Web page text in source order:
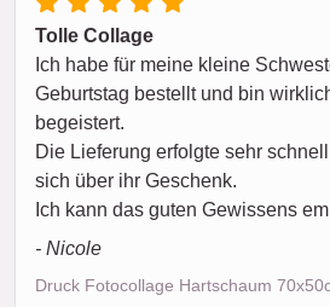
Tolle Collage
Ich habe für meine kleine
Geburtstag bestellt und bin
begeistert.
Die Lieferung erfolgte sehr
sich über ihr Geschenk.
Ich kann das guten Gewissens
- Nicole
Druck Fotocollage Hartschaum